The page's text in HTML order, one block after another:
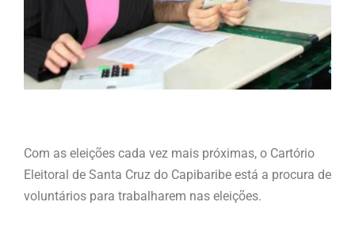
Com as eleições cada vez mais próximas, o Cartório
Eleitoral de Santa Cruz do Capibaribe está a procura de
voluntários para trabalharem nas eleições.